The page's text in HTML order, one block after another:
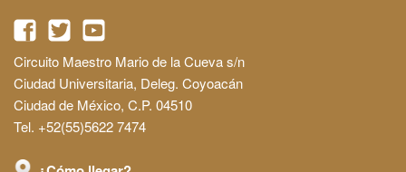
Circuito Maestro Mario de la Cueva s/n
Ciudad Universitaria, Deleg. Coyoacán
Ciudad de México, C.P. 04510
Tel. +52(55)5622 7474